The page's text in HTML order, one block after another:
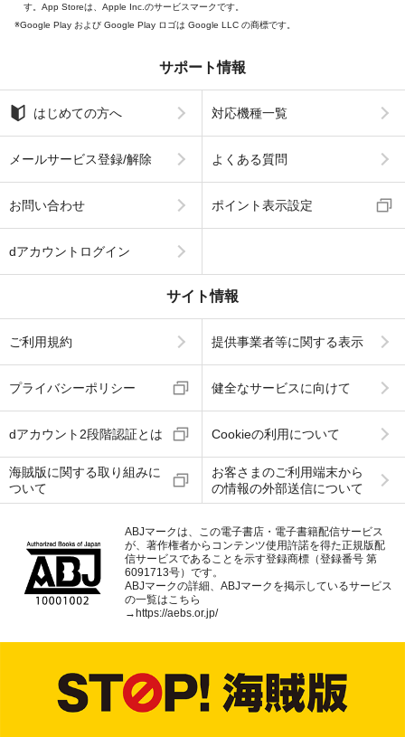
す。App Storeは、Apple Inc.のサービスマークです。
Google Play および Google Play ロゴは Google LLC の商標です。
サポート情報
はじめての方へ 対応機種一覧
メールサービス登録/解除 よくある質問
お問い合わせ ポイント表示設定
dアカウントログイン
サイト情報
ご利用規約 提供事業者等に関する表示
プライバシーポリシー 健全なサービスに向けて
dアカウント2段階認証とは Cookieの利用について
海賊版に関する取り組みに
ついて
お客さまのご利用端末から
の情報の外部送信について
ABJマークは、この電子書店・電子書籍配信サービス
が、著作権者からコンテンツ使用許諾を得た正規版配
信サービスであることを示す登録商標（登録番号 第
6091713号）です。
ABJマークの詳細、ABJマークを掲示しているサービス
の一覧はこちら
→ https://aebs.or.jp/